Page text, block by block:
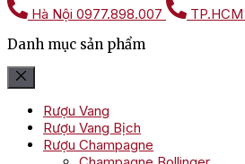
Hà Nội 0977.898.007 TP.HCM
Danh mục sản phẩm
Rượu Vang
Rượu Vang Bịch
Rượu Champagne